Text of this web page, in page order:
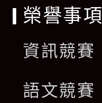
榮譽事項
資訊競賽
語文競賽